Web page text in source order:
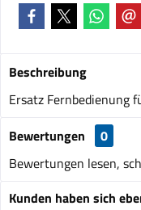
Beschreibung
Ersatz Fernbedienung
Bewertungen
0
Bewertungen lesen,
Kunden haben sich